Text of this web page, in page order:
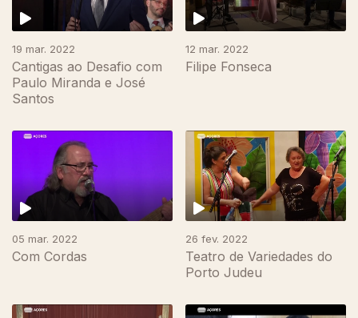
19 mar. 2022
Cantigas ao Desafio com
Paulo Miranda e José
Santos
12 mar. 2022
Filipe Fonseca
05 mar. 2022
Com Cordas
26 fev. 2022
Teatro de Variedades do
Porto Judeu
601451